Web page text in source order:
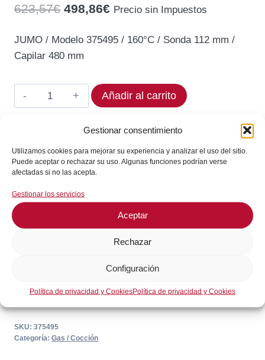
Gestionar consentimiento
Utilizamos cookies para mejorar su experiencia y analizar el uso del sitio.
Puede aceptar o rechazar su uso. Algunas funciones podrían verse
afectadas si no las acepta.
Gestionar los servicios
Aceptar
Rechazar
Configuración
Política de privacidad y CookiesPolítica de privacidad y Cookies
623,57€ El
623,57€.
498,86€El
498,86€.
Precio sin Impuestos
JUMO / Modelo 375495 / 160°C / Sonda 112 mm /
Capilar 480 mm
Termostato
JUMO
160°C
cantidad
Añadir al carrito
¡Envíos en 24 / 72 horas!
Consultar en WhatsApp
GARANTÍA DE SEGURIDAD EN EL PAGO
SKU: 375495
Categoría: Gas / Cocción